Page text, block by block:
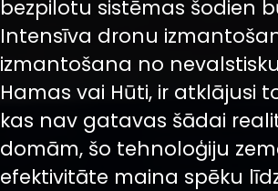
bezpilotu sistēmas šodien
Intensīva dronu
izmantošana no
Hamas vai Hūti, ir atklājusi
kas nav gatavas šādai
domām, šo tehnoloģiju
efektivitāte maina spēku